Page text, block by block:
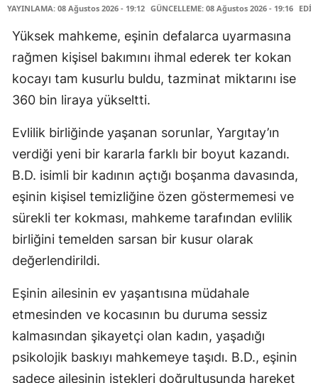
YAYINLAMA: 08 Ağustos 2026 - 19:12 GÜNCELLEME: 08 Ağustos 2026 - 19:16
Yüksek mahkeme, eşinin defalarca uyarmasına
rağmen kişisel bakımını ihmal ederek ter kokan
kocayı tam kusurlu buldu, tazminat miktarını ise
360 bin liraya yükseltti.
Evlilik birliğinde yaşanan sorunlar, Yargıtay’ın
verdiği yeni bir kararla farklı bir boyut kazandı.
B.D. isimli bir kadının açtığı boşanma davasında,
eşinin kişisel temizliğine özen göstermemesi ve
sürekli ter kokması, mahkeme tarafından evlilik
birliğini temelden sarsan bir kusur olarak
değerlendirildi.
Eşinin ailesinin ev yaşantısına müdahale
etmesinden ve kocasının bu duruma sessiz
kalmasından şikayetçi olan kadın, yaşadığı
psikolojik baskıyı mahkemeye taşıdı. B.D., eşinin
sadece ailesinin istekleri doğrultusunda hareket